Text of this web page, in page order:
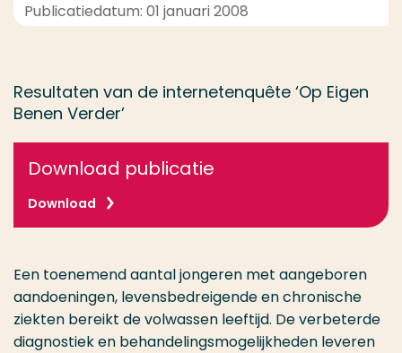
Publicatiedatum: 01 januari 2008
Resultaten van de internetenquête ‘Op Eigen
Benen Verder’
Download publicatie
Download
Een toenemend aantal jongeren met aangeboren
aandoeningen, levensbedreigende en chronische
ziekten bereikt de volwassen leeftijd. De verbeterde
diagnostiek en behandelingsmogelijkheden leveren